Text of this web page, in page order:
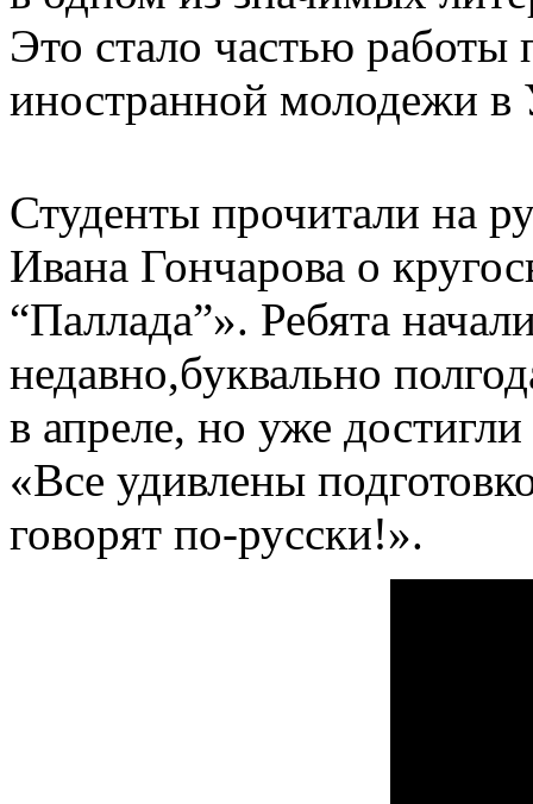
Это стало частью работы
иностранной молодежи в
Студенты прочитали на
Ивана Гончарова о
“Паллада”». Ребята
недавно,буквально
в апреле, но уже
«Все удивлены
говорят по-русски!».